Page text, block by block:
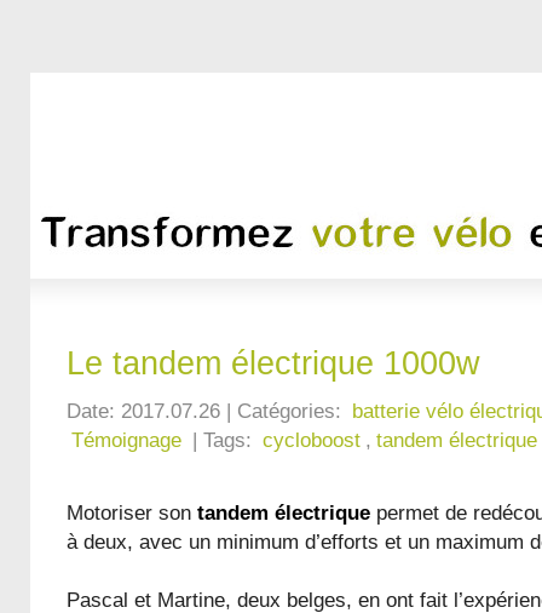
Le tandem électrique 1000w
Date: 2017.07.26 | Catégories:
batterie vélo
Témoignage | Tags: cycloboost , tandem électrique
Motoriser son tandem électrique permet de
à deux, avec un minimum d’efforts et un maximum
Pascal et Martine, deux belges, en ont fait